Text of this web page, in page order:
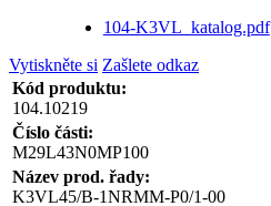
104-K3VL_katalog.pdf
Vytiskněte si Zašlete odkaz
Kód produktu:
104.10219
Číslo části:
M29L43N0MP100
Název prod. řady:
K3VL45/B-1NRMM-P0/1-00